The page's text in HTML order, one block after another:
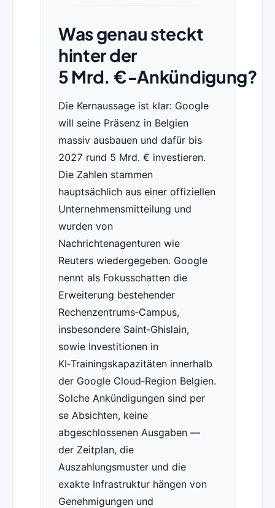
Was genau steckt
hinter der
5 Mrd. €‑Ankündigung?
Die Kernaussage ist klar: Google
will seine Präsenz in Belgien
massiv ausbauen und dafür bis
2027 rund 5 Mrd. € investieren.
Die Zahlen stammen
hauptsächlich aus einer offiziellen
Unternehmensmitteilung und
wurden von
Nachrichtenagenturen wie
Reuters wiedergegeben. Google
nennt als Fokusschatten die
Erweiterung bestehender
Rechenzentrums‑Campus,
insbesondere Saint‑Ghislain,
sowie Investitionen in
KI‑Trainingskapazitäten innerhalb
der Google Cloud‑Region Belgien.
Solche Ankündigungen sind per
se Absichten, keine
abgeschlossenen Ausgaben —
der Zeitplan, die
Auszahlungsmuster und die
exakte Infrastruktur hängen von
Genehmigungen und